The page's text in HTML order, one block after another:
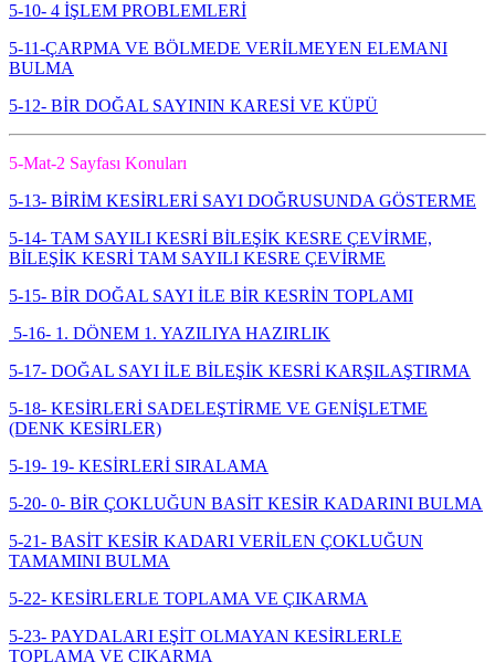
5-10- 4 İŞLEM PROBLEMLERİ
5-11-ÇARPMA VE BÖLMEDE VERİLMEYEN ELEMANI
BULMA
5-12- BİR DOĞAL SAYININ KARESİ VE KÜPÜ
5-Mat-2 Sayfası Konuları
5-13- BİRİM KESİRLERİ SAYI DOĞRUSUNDA GÖSTERME
5-14- TAM SAYILI KESRİ BİLEŞİK KESRE ÇEVİRME,
BİLEŞİK KESRİ TAM SAYILI KESRE ÇEVİRME
5-15- BİR DOĞAL SAYI İLE BİR KESRİN TOPLAMI
5-16- 1. DÖNEM 1. YAZILIYA HAZIRLIK
5-17- DOĞAL SAYI İLE BİLEŞİK KESRİ KARŞILAŞTIRMA
5-18- KESİRLERİ SADELEŞTİRME VE GENİŞLETME
(DENK KESİRLER)
5-19- 19- KESİRLERİ SIRALAMA
5-20- 0- BİR ÇOKLUĞUN BASİT KESİR KADARINI BULMA
5-21- BASİT KESİR KADARI VERİLEN ÇOKLUĞUN
TAMAMINI BULMA
5-22- KESİRLERLE TOPLAMA VE ÇIKARMA
5-23- PAYDALARI EŞİT OLMAYAN KESİRLERLE
TOPLAMA VE ÇIKARMA